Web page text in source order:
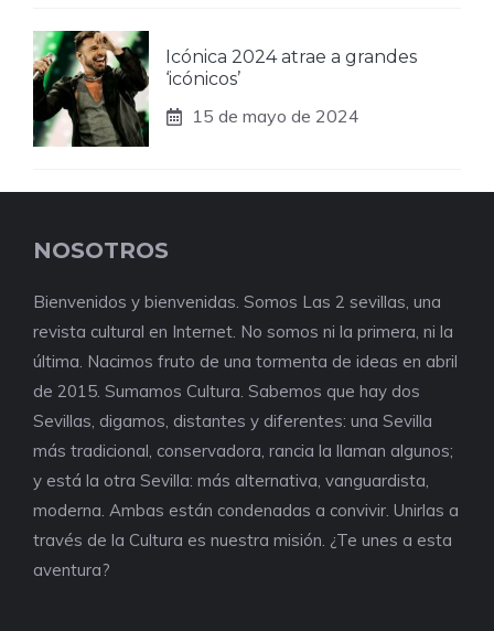
Icónica 2024 atrae a grandes
‘icónicos’
15 de mayo de 2024
NOSOTROS
Bienvenidos y bienvenidas. Somos Las 2 sevillas, una
revista cultural en Internet. No somos ni la primera, ni la
última. Nacimos fruto de una tormenta de ideas en abril
de 2015. Sumamos Cultura. Sabemos que hay dos
Sevillas, digamos, distantes y diferentes: una Sevilla
más tradicional, conservadora, rancia la llaman algunos;
y está la otra Sevilla: más alternativa, vanguardista,
moderna. Ambas están condenadas a convivir. Unirlas a
través de la Cultura es nuestra misión. ¿Te unes a esta
aventura?